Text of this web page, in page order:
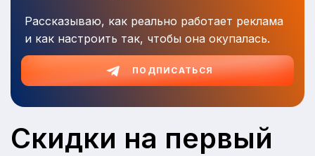
Рассказываю, как реально работает реклама
и как настроить так, чтобы она окупалась.
ПОДПИСАТЬСЯ
Скидки на первый